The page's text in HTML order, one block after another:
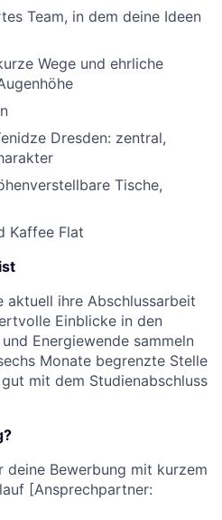
Team, in dem deine Ideen
Wege und ehrliche
Dresden: zentral,
Tische,
Kaffee Flat
aktuell ihre Abschlussarbeit
Einblicke in den
Energiewende sammeln
Monate begrenzte Stelle
mit dem Studienabschluss
deine Bewerbung mit kurzem
[Ansprechpartner: